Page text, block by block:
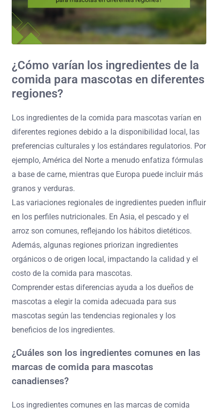
¿Cómo varían los ingredientes de la
comida para mascotas en diferentes
regiones?
Los ingredientes de la comida para mascotas varían en
diferentes regiones debido a la disponibilidad local, las
preferencias culturales y los estándares regulatorios. Por
ejemplo, América del Norte a menudo enfatiza fórmulas
a base de carne, mientras que Europa puede incluir más
granos y verduras.
Las variaciones regionales de ingredientes pueden influir
en los perfiles nutricionales. En Asia, el pescado y el
arroz son comunes, reflejando los hábitos dietéticos.
Además, algunas regiones priorizan ingredientes
orgánicos o de origen local, impactando la calidad y el
costo de la comida para mascotas.
Comprender estas diferencias ayuda a los dueños de
mascotas a elegir la comida adecuada para sus
mascotas según las tendencias regionales y los
beneficios de los ingredientes.
¿Cuáles son los ingredientes comunes en las
marcas de comida para mascotas
canadienses?
Los ingredientes comunes en las marcas de comida